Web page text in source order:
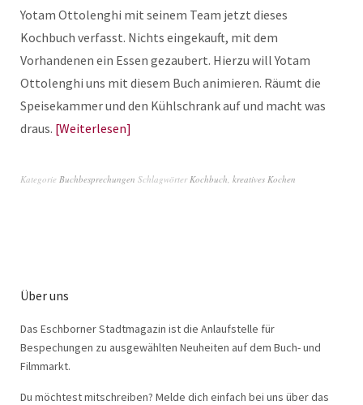
Yotam Ottolenghi mit seinem Team jetzt dieses
Kochbuch verfasst. Nichts eingekauft, mit dem
Vorhandenen ein Essen gezaubert. Hierzu will Yotam
Ottolenghi uns mit diesem Buch animieren. Räumt die
Speisekammer und den Kühlschrank auf und macht was
draus. Weiterlesen
Kategorie Buchbesprechungen SchlagwörterKochbuch, kreatives Kochen
Über uns
Das Eschborner Stadtmagazin ist die Anlaufstelle für
Bespechungen zu ausgewählten Neuheiten auf dem Buch- und
Filmmarkt.
Du möchtest mitschreiben? Melde dich einfach bei uns über das